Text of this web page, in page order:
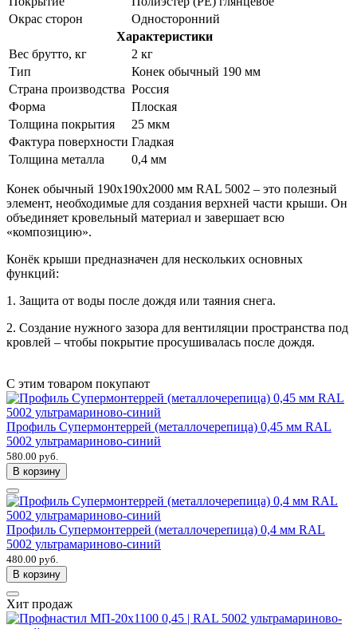
Окрас сторон
Односторонний
Характеристики
Вес брутто, кг
2 кг
Тип
Конек обычный 190 мм
Страна производства Россия
Форма
Плоская
Толщина покрытия
25 мкм
Фактура поверхности Гладкая
Толщина металла
0,4 мм
Конек обычный 190х190х2000 мм RAL 5002 – это полезный
элемент, необходимые для создания верхней части крыши. Он
объединяет кровельный материал и завершает всю
«композицию».
Конёк крыши предназначен для нескольких основных
функций:
1. Защита от воды после дождя или таяния снега.
2. Создание нужного зазора для вентиляции пространства под
кровлей – чтобы покрытие просушивалась после дождя.
С этим товаром покупают
Профиль Супермонтеррей (металлочерепица) 0,45 мм RAL
5002 ультрамариново-синий
580.00 руб.
В корзину
Профиль Супермонтеррей (металлочерепица) 0,4 мм RAL
5002 ультрамариново-синий
480.00 руб.
В корзину
Хит продаж